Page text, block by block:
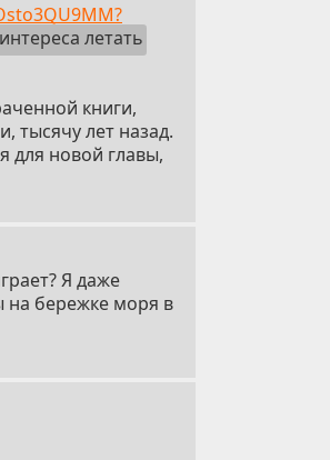
летать
книги,
тысячу лет назад.
для новой главы,
Я даже
на бережке моря в